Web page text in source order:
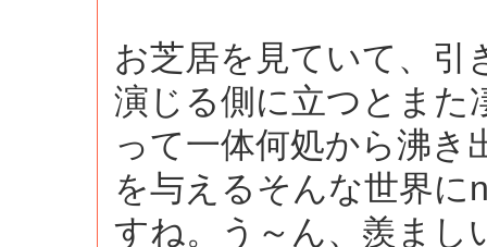
お芝居を見ていて、引
演じる側に立つとまた
って一体何処から沸き
を与えるそんな世界
すね。う～ん、羨まし